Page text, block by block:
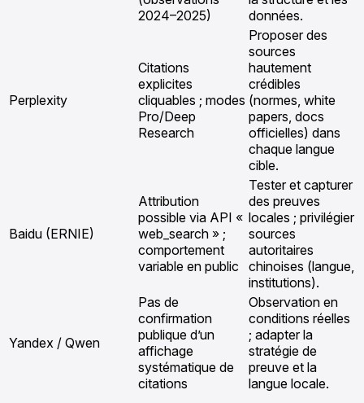
2024–2025)
données.
Perplexity
Citations
explicites
cliquables ; modes
Pro/Deep
Research
Proposer des
sources
hautement
crédibles
(normes, white
papers, docs
officielles) dans
chaque langue
cible.
Baidu (ERNIE)
Attribution
possible via API «
web_search » ;
comportement
variable en public
Tester et capturer
des preuves
locales ; privilégier
sources
autoritaires
chinoises (langue,
institutions).
Yandex / Qwen
Pas de
confirmation
publique d’un
affichage
systématique de
citations
Observation en
conditions réelles
; adapter la
stratégie de
preuve et la
langue locale.